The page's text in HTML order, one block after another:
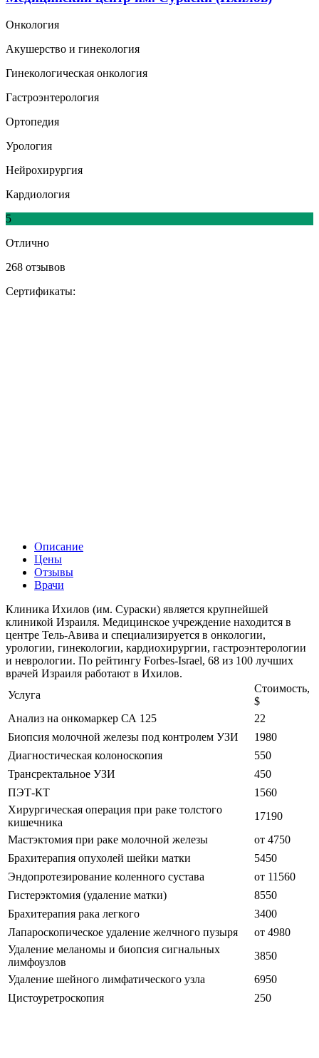
Онкология
Акушерство и гинекология
Гинекологическая онкология
Гастроэнтерология
Ортопедия
Урология
Нейрохирургия
Кардиология
5
Отлично
268 отзывов
Сертификаты:
Описание
Цены
Отзывы
Врачи
Клиника Ихилов (им. Сураски) является крупнейшей
клиникой Израиля. Медицинское учреждение находится в
центре Тель-Авива и специализируется в онкологии,
урологии, гинекологии, кардиохирургии, гастроэнтерологии
и неврологии. По рейтингу Forbes-Israel, 68 из 100 лучших
врачей Израиля работают в Ихилов.
Услуга
Стоимость,
$
Анализ на онкомаркер СА 125
22
Биопсия молочной железы под контролем УЗИ
1980
Диагностическая колоноскопия
550
Трансректальное УЗИ
450
ПЭТ-КТ
1560
Хирургическая операция при раке толстого
кишечника
17190
Мастэктомия при раке молочной железы
от 4750
Брахитерапия опухолей шейки матки
5450
Эндопротезирование коленного сустава
от 11560
Гистерэктомия (удаление матки)
8550
Брахитерапия рака легкого
3400
Лапароскопическое удаление желчного пузыря
от 4980
Удаление меланомы и биопсия сигнальных
лимфоузлов
3850
Удаление шейного лимфатического узла
6950
Цистоуретроскопия
250